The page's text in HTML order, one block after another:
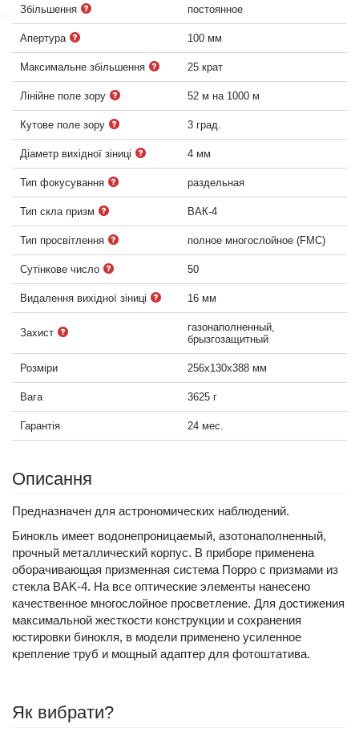
Збільшення постоянное
Апертура 100 мм
Максимальне збільшення 25 крат
Лінійне поле зору 52 м на 1000 м
Кутове поле зору 3 град.
Діаметр вихідної зіниці 4 мм
Тип фокусування раздельная
Тип скла призм ВАК-4
Тип просвітлення полное многослойное (FMC)
Сутінкове число 50
Видалення вихідної зіниці 16 мм
Захист
газонаполненный,
брызгозащитный
Розміри 256x130x388 мм
Вага 3625 г
Гарантія 24 мес.
Описання
Предназначен для астрономических наблюдений.
Бинокль имеет водонепроницаемый, азотонаполненный,
прочный металлический корпус. В приборе применена
оборачивающая призменная система Порро с призмами из
стекла BAK-4. На все оптические элементы нанесено
качественное многослойное просветление. Для достижения
максимальной жесткости конструкции и сохранения
юстировки бинокля, в модели применено усиленное
крепление труб и мощный адаптер для фотоштатива.
Як вибрати?